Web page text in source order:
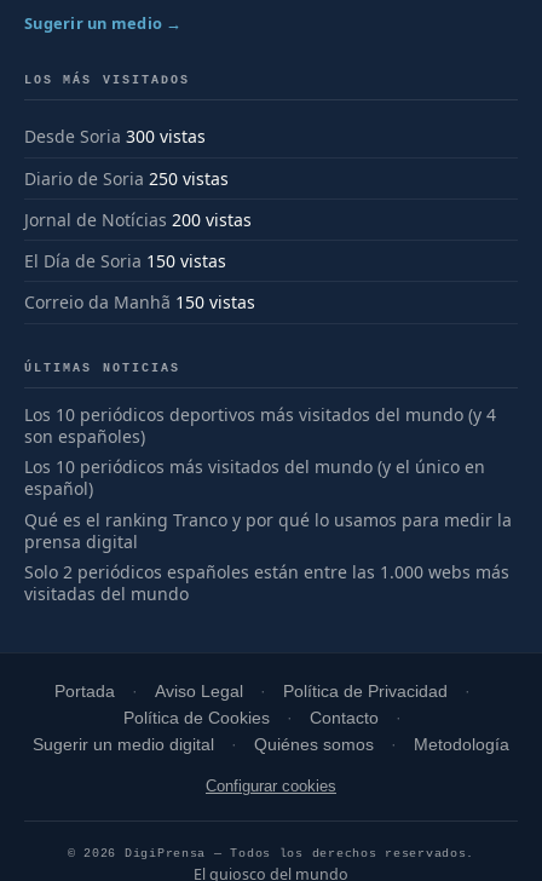
Sugerir un medio →
LOS MÁS VISITADOS
Desde Soria 300 vistas
Diario de Soria 250 vistas
Jornal de Notícias 200 vistas
El Día de Soria 150 vistas
Correio da Manhã 150 vistas
ÚLTIMAS NOTICIAS
Los 10 periódicos deportivos más visitados del mundo (y 4
son españoles)
Los 10 periódicos más visitados del mundo (y el único en
español)
Qué es el ranking Tranco y por qué lo usamos para medir la
prensa digital
Solo 2 periódicos españoles están entre las 1.000 webs más
visitadas del mundo
Portada Aviso Legal
Política de Privacidad
Política de Cookies
Contacto
Sugerir un medio digital
Quiénes somos Metodología
Configurar cookies
© 2026 DigiPrensa — Todos los derechos reservados.
El quiosco del mundo